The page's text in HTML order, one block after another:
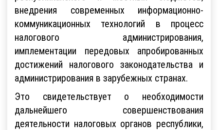
внедрения современных информационно-
коммуникационных технологий в процесс
налогового администрирования,
имплементации передовых апробированных
достижений налогового законодательства и
администрирования в зарубежных странах.
Это свидетельствует о необходимости
дальнейшего совершенствования
деятельности налоговых органов республики,